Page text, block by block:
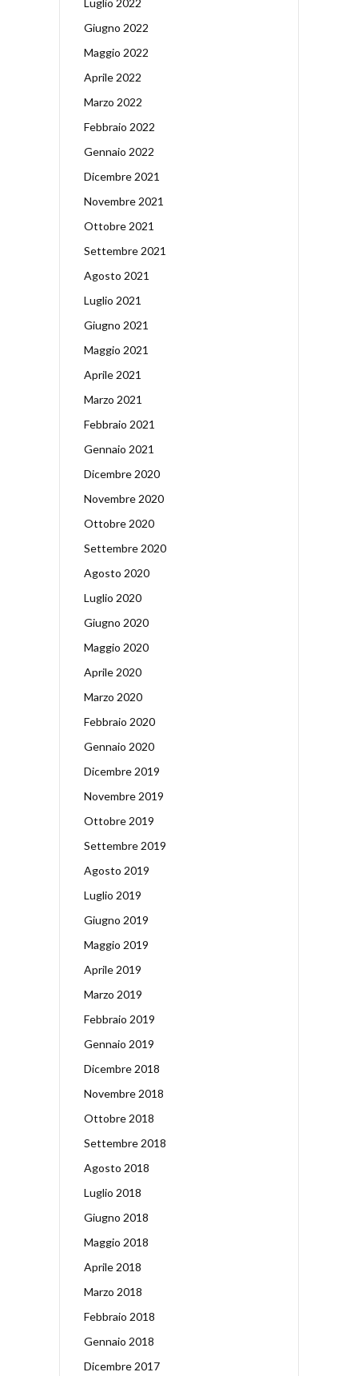
Luglio 2022
Giugno 2022
Maggio 2022
Aprile 2022
Marzo 2022
Febbraio 2022
Gennaio 2022
Dicembre 2021
Novembre 2021
Ottobre 2021
Settembre 2021
Agosto 2021
Luglio 2021
Giugno 2021
Maggio 2021
Aprile 2021
Marzo 2021
Febbraio 2021
Gennaio 2021
Dicembre 2020
Novembre 2020
Ottobre 2020
Settembre 2020
Agosto 2020
Luglio 2020
Giugno 2020
Maggio 2020
Aprile 2020
Marzo 2020
Febbraio 2020
Gennaio 2020
Dicembre 2019
Novembre 2019
Ottobre 2019
Settembre 2019
Agosto 2019
Luglio 2019
Giugno 2019
Maggio 2019
Aprile 2019
Marzo 2019
Febbraio 2019
Gennaio 2019
Dicembre 2018
Novembre 2018
Ottobre 2018
Settembre 2018
Agosto 2018
Luglio 2018
Giugno 2018
Maggio 2018
Aprile 2018
Marzo 2018
Febbraio 2018
Gennaio 2018
Dicembre 2017